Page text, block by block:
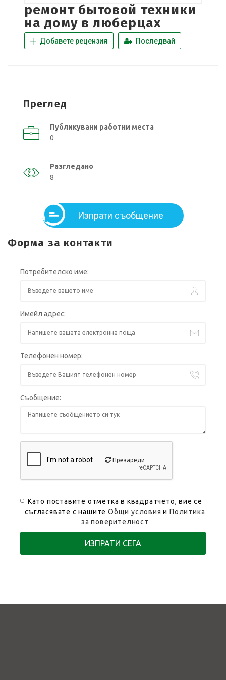
ремонт бытовой техники
на дому в люберцах
Добавете рецензия Последвай
Преглед
Публикувани работни места
0
Разгледано
8
Изпрати съобщение
Форма за контакти
Потребителско име:
Имейл адрес:
Телефонен номер:
Съобщение:
Презареди
Като поставите отметка в квадратчето, вие се
съгласявате с нашитеОбщи условия иПолитика
за поверителност